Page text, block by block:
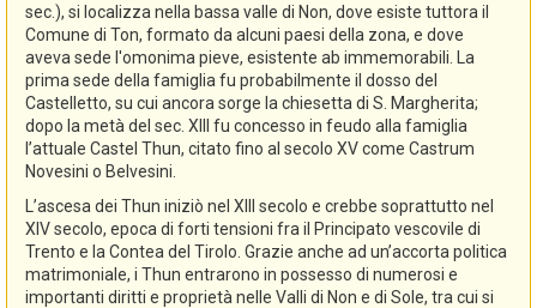
sec.), si localizza nella bassa valle di Non, dove esiste tuttora il
Comune di Ton, formato da alcuni paesi della zona, e dove
aveva sede l'omonima pieve, esistente ab immemorabili. La
prima sede della famiglia fu probabilmente il dosso del
Castelletto, su cui ancora sorge la chiesetta di S. Margherita;
dopo la metà del sec. XIII fu concesso in feudo alla famiglia
l’attuale Castel Thun, citato fino al secolo XV come Castrum
Novesini o Belvesini.
L’ascesa dei Thun iniziò nel XIII secolo e crebbe soprattutto nel
XIV secolo, epoca di forti tensioni fra il Principato vescovile di
Trento e la Contea del Tirolo. Grazie anche ad un’accorta politica
matrimoniale, i Thun entrarono in possesso di numerosi e
importanti diritti e proprietà nelle Valli di Non e di Sole, tra cui si